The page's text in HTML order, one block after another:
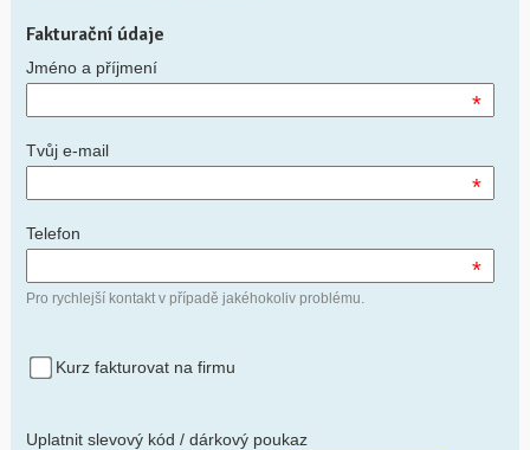
Fakturační údaje
Jméno a příjmení
*
Tvůj e-mail
*
Telefon
*
Pro rychlejší kontakt v případě jakéhokoliv problému.
Kurz fakturovat na firmu
Uplatnit slevový kód / dárkový poukaz